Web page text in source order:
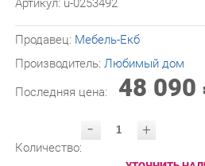
Производитель:Любимый дом
Последняя цена: 48 090 ₽
-
УТОЧНИТЬ